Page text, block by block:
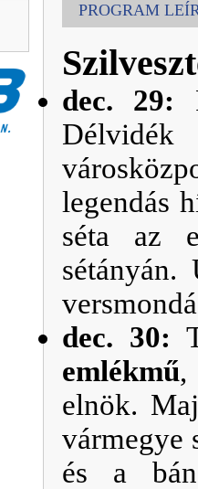
PROGRAM
dec. 29:
legendás
séta az
sétányán.
dec. 30:
emlékmű,
elnök.
vármegye
és a